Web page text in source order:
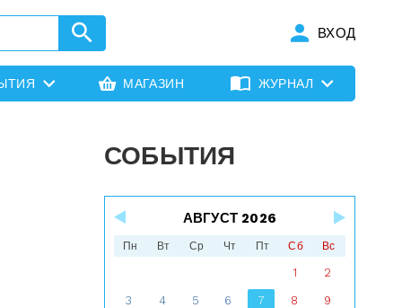
ВХОД
МАГАЗИН ЖУРНАЛ
СОБЫТИЯ
АВГУСТ 2026
Пн Вт Ср Чт Пт Сб Вс
1 2
3 4 5 6 7 8 9